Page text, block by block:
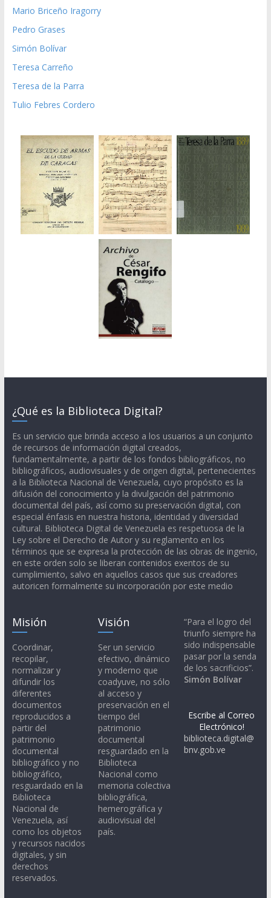
Mario Briceño Iragorry
Pedro Grases
Simón Bolívar
Teresa Carreño
Teresa de la Parra
Tulio Febres Cordero
¿Qué es la Biblioteca Digital?
Es un servicio que brinda acceso a los usuarios a un conjunto
de recursos de información digital creados,
fundamentalmente, a partir de los fondos bibliográficos, no
bibliográficos, audiovisuales y de origen digital, pertenecientes
a la Biblioteca Nacional de Venezuela, cuyo propósito es la
difusión del conocimiento y la divulgación del patrimonio
documental del país, así como su preservación digital, con
especial énfasis en nuestra historia, identidad y diversidad
cultural. Biblioteca Digital de Venezuela es respetuosa de la
Ley sobre el Derecho de Autor y su reglamento en los
términos que se expresa la protección de las obras de ingenio,
en este orden solo se liberan contenidos exentos de su
cumplimiento, salvo en aquellos casos que sus creadores
autoricen formalmente su incorporación por este medio
Misión
Coordinar,
recopilar,
normalizar y
difundir los
diferentes
documentos
reproducidos a
partir del
patrimonio
documental
bibliográfico y no
bibliográfico,
resguardado en la
Biblioteca
Nacional de
Venezuela, así
como los objetos
y recursos nacidos
digitales, y sin
derechos
reservados.
Visión
Ser un servicio
efectivo, dinámico
y moderno que
coadyuve, no sólo
al acceso y
preservación en el
tiempo del
patrimonio
documental
resguardado en la
Biblioteca
Nacional como
memoria colectiva
bibliográfica,
hemerográfica y
audiovisual del
país.
“Para el logro del
triunfo siempre ha
sido indispensable
pasar por la senda
de los sacrificios”.
Simón Bolívar
Escribe al Correo
Electrónico!
biblioteca.digital@
bnv.gob.ve